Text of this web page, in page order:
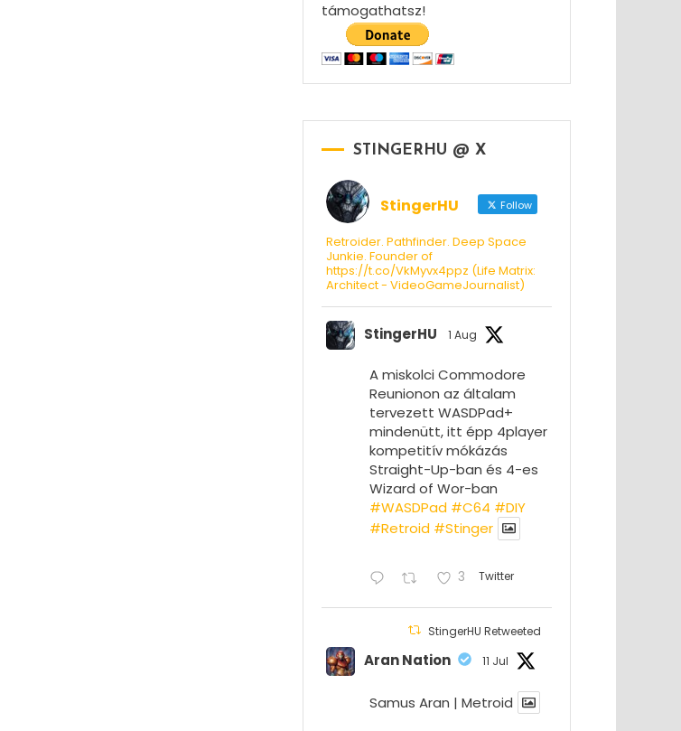
támogathatsz!
STINGERHU @ X
StingerHU Follow
Retroider. Pathfinder. Deep Space
Junkie. Founder of
https://t.co/VkMyvx4ppz (Life Matrix:
Architect - VideoGameJournalist)
StingerHU 1 Aug
A miskolci Commodore
Reunionon az általam
tervezett WASDPad+
mindenütt, itt épp 4player
kompetitív mókázás
Straight-Up-ban és 4-es
Wizard of Wor-ban
#WASDPad #C64 #DIY
#Retroid #Stinger
3 Twitter
StingerHU Retweeted
Aran Nation 11 Jul
Samus Aran | Metroid